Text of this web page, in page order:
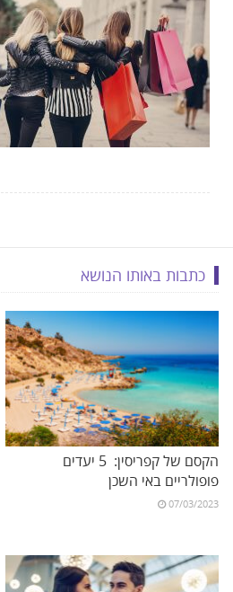
כתבות באותו הנושא
הקסם של קפריסין: 5 יעדים
פופולריים באי השכן
07/03/2023